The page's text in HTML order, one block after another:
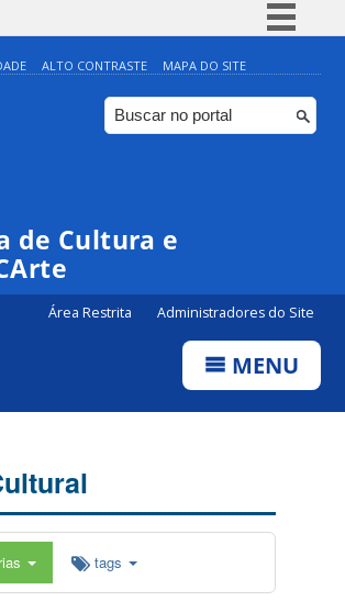
Simplifique!
Comunica BR
Participe
ALTO CONTRASTE MAPA DO SITE
de Cultura e
Área Restrita Administradores do Site
MENU
tags